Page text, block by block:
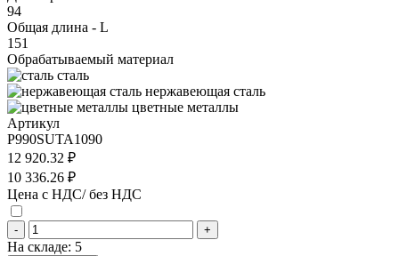
94
Общая длина - L
151
Обрабатываемый материал
сталь
нержавеющая сталь
цветные металлы
Артикул
P990SUTA1090
12 920.32 ₽
10 336.26 ₽
Цена с НДС/ без НДС
- +
На складе: 5